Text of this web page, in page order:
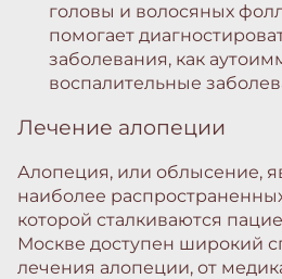
головы и волосяных
помогает
заболевания, как
воспалительные
Лечение алопеции
Алопеция, или облысение,
наиболее
которой сталкиваются
Москве доступен широкий
лечения алопеции, от